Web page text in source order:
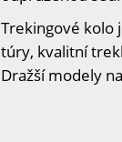
Trekingové kolo
túry, kvalitní
Dražší modely